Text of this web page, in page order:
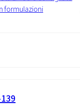
formulazioni